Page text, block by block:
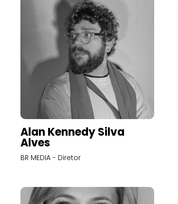
Alan Kennedy Silva
Alves
BR MEDIA - Diretor